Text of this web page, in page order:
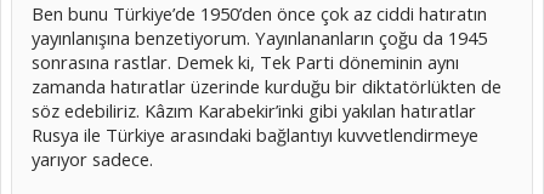
Ben bunu Türkiye’de 1950’den önce çok az ciddi hatıratın
yayınlanışına benzetiyorum. Yayınlananların çoğu da 1945
sonrasına rastlar. Demek ki, Tek Parti döneminin aynı
zamanda hatıratlar üzerinde kurduğu bir diktatörlükten de
söz edebiliriz. Kâzım Karabekir’inki gibi yakılan hatıratlar
Rusya ile Türkiye arasındaki bağlantıyı kuvvetlendirmeye
yarıyor sadece.